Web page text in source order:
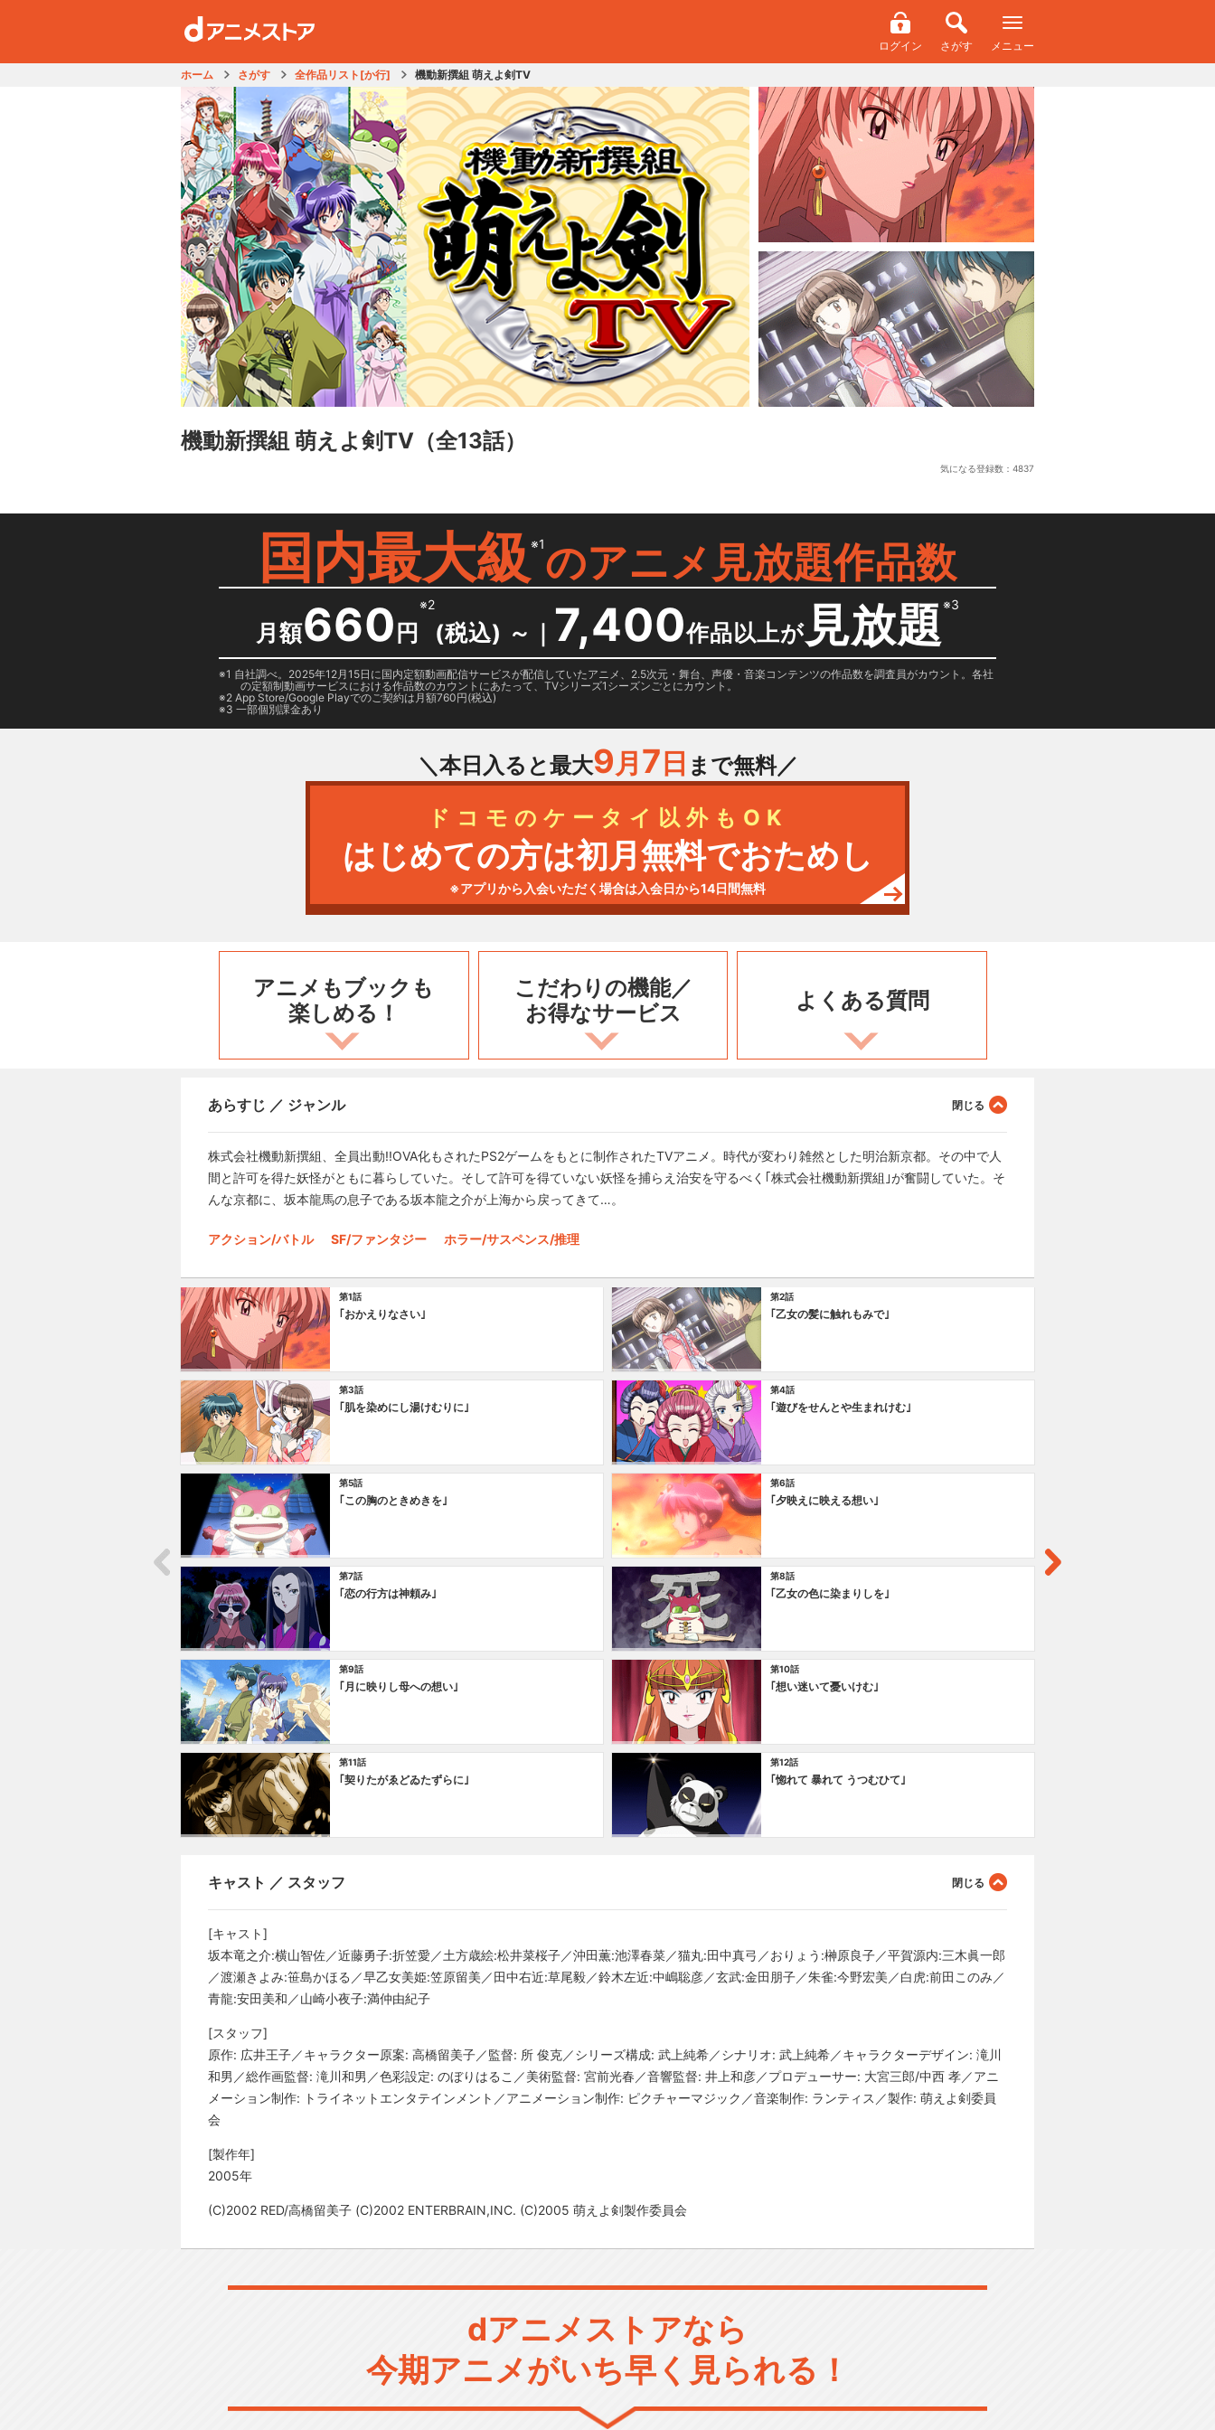
ログイン さがす メニュー
ホーム さがす 全作品リスト[か行] 機動新撰組 萌えよ剣TV
機動新撰組 萌えよ剣TV （全13話）
気になる登録数： 4837
国内最大級 ※1のアニメ見放題作品数
月額660 円
※2
(税込) ～ ｜ 7,400作品以上が 見放題※3
1 自社調べ。2025年12月15日に国内定額動画配信サービスが配信していたアニメ、2.5次元・舞台、声優・音楽コンテンツの作品数を調査員がカウント。各社
の定額制動画サービスにおける作品数のカウントにあたって、TVシリーズ1シーズンごとにカウント。
2 App Store/Google Playでのご契約は月額760円(税込)
3 一部個別課金あり
＼本日入ると最大9月 7 日 まで無料／
ドコモのケータイ以外もOK
はじめての方は初月無料でおためし
※アプリから入会いただく場合は入会日から14日間無料
アニメもブックも
楽しめる！
こだわりの機能／
お得なサービス
よくある質問
あらすじ ／ ジャンル
株式会社機動新撰組、全員出動!!OVA化もされたPS2ゲームをもとに制作されたTVアニメ。時代が変わり雑然とした明治新京都。その中で人
間と許可を得た妖怪がともに暮らしていた。そして許可を得ていない妖怪を捕らえ治安を守るべく｢株式会社機動新撰組｣が奮闘していた。そ
んな京都に、坂本龍馬の息子である坂本龍之介が上海から戻ってきて…。
アクション/バトル SF/ファンタジー ホラー/サスペンス/推理
第1話
｢おかえりなさい｣
第2話
｢乙女の髪に触れもみで｣
第3話
｢肌を染めにし湯けむりに｣
第4話
｢遊びをせんとや生まれけむ｣
第5話
｢この胸のときめきを｣
第6話
｢夕映えに映える想い｣
第7話
｢恋の行方は神頼み｣
第8話
｢乙女の色に染まりしを｣
第9話
｢月に映りし母への想い｣
第10話
｢想い迷いて憂いけむ｣
第11話
｢契りたがゑどゐたずらに｣
第12話
｢惚れて 暴れて うつむひて｣
キャスト ／ スタッフ
[キャスト]
坂本竜之介:横山智佐／近藤勇子:折笠愛／土方歳絵:松井菜桜子／沖田薫:池澤春菜／猫丸:田中真弓／おりょう:榊原良子／平賀源内:三木眞一郎
／渡瀬きよみ:笹島かほる／早乙女美姫:笠原留美／田中右近:草尾毅／鈴木左近:中嶋聡彦／玄武:金田朋子／朱雀:今野宏美／白虎:前田このみ／
青龍:安田美和／山崎小夜子:満仲由紀子
[スタッフ]
原作: 広井王子／キャラクター原案: 高橋留美子／監督: 所 俊克／シリーズ構成: 武上純希／シナリオ: 武上純希／キャラクターデザイン: 滝川
和男／総作画監督: 滝川和男／色彩設定: のぼりはるこ／美術監督: 宮前光春／音響監督: 井上和彦／プロデューサー: 大宮三郎/中西 孝／アニ
メーション制作: トライネットエンタテインメント／アニメーション制作: ピクチャーマジック／音楽制作: ランティス／製作: 萌えよ剣委員
会
[製作年]
2005年
(C)2002 RED/高橋留美子 (C)2002 ENTERBRAIN,INC. (C)2005 萌えよ剣製作委員会
dアニメストアなら
今期アニメがいち早く見られる！